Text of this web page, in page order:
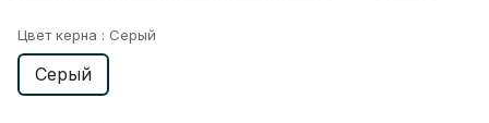
Цвет керна : Серый
Серый